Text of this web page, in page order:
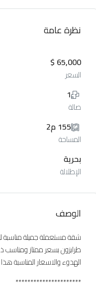
نظرة عامة
65,000 $
السعر
1
صالة
155 م2
المساحة
بحرية
الإطلالة
الوصف
شقة مستعملة جميلة مناسبة
طرابزون بسعر ممتاز ومناسب
الهدوء والاسعار المناسبة
**********************